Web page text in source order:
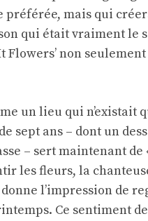
préférée, mais qui
qui était vraiment le
Flowers’ non
un lieu qui n’existait
sept ans – dont un
– sert maintenant de
les fleurs, la
donne l’impression de
Ce sentiment